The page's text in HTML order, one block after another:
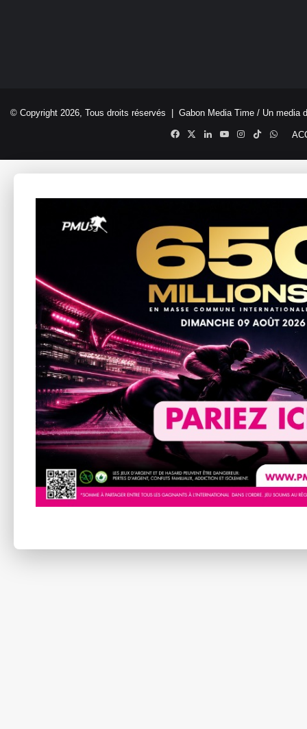
© Copyright 2026, Tous droits réservés | Gabon Media Time / Un media
Facebook
X LinkedinYouTubeInstagram
TikTok